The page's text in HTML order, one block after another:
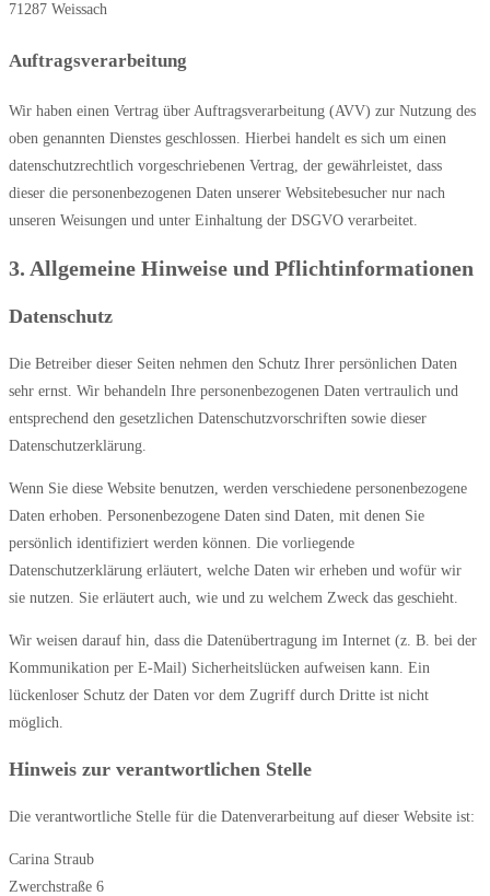
71287 Weissach
Auftragsverarbeitung
Wir haben einen Vertrag über Auftragsverarbeitung (AVV) zur Nutzung des
oben genannten Dienstes geschlossen. Hierbei handelt es sich um einen
datenschutzrechtlich vorgeschriebenen Vertrag, der gewährleistet, dass
dieser die personenbezogenen Daten unserer Websitebesucher nur nach
unseren Weisungen und unter Einhaltung der DSGVO verarbeitet.
3. Allgemeine Hinweise und Pflicht­informationen
Datenschutz
Die Betreiber dieser Seiten nehmen den Schutz Ihrer persönlichen Daten
sehr ernst. Wir behandeln Ihre personenbezogenen Daten vertraulich und
entsprechend den gesetzlichen Datenschutzvorschriften sowie dieser
Datenschutzerklärung.
Wenn Sie diese Website benutzen, werden verschiedene personenbezogene
Daten erhoben. Personenbezogene Daten sind Daten, mit denen Sie
persönlich identifiziert werden können. Die vorliegende
Datenschutzerklärung erläutert, welche Daten wir erheben und wofür wir
sie nutzen. Sie erläutert auch, wie und zu welchem Zweck das geschieht.
Wir weisen darauf hin, dass die Datenübertragung im Internet (z. B. bei der
Kommunikation per E-Mail) Sicherheitslücken aufweisen kann. Ein
lückenloser Schutz der Daten vor dem Zugriff durch Dritte ist nicht
möglich.
Hinweis zur verantwortlichen Stelle
Die verantwortliche Stelle für die Datenverarbeitung auf dieser Website ist:
Carina Straub
Zwerchstraße 6